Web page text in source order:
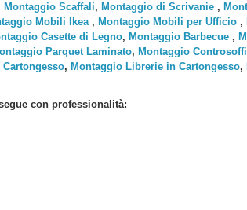
Montaggio Scaffali, Montaggio di Scrivanie ,
Mobili Ikea, Montaggio Mobili per Ufficio ,
Casette di Legno, Montaggio Barbecue ,
Parquet Laminato, Montaggio
, Montaggio Librerie in Cartongesso,
con professionalità: